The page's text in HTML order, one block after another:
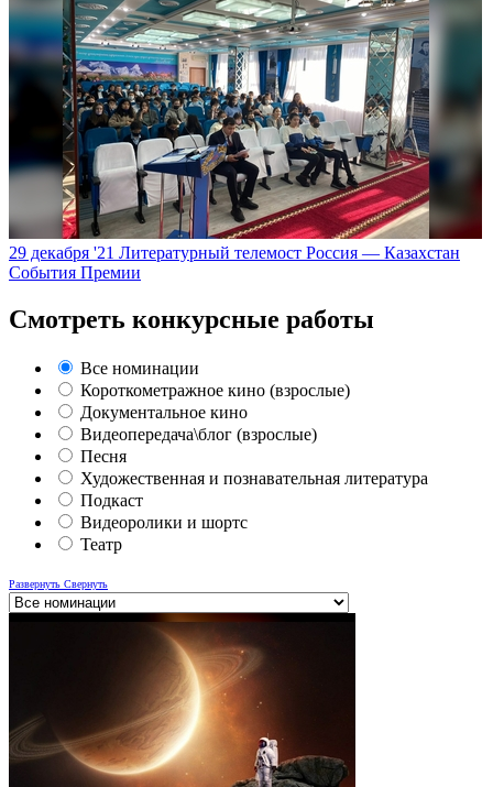
29 декабря '21 Литературный телемост Россия — Казахстан
События Премии
Смотреть конкурсные работы
Все номинации
Короткометражное кино (взрослые)
Документальное кино
Видеопередача\блог (взрослые)
Песня
Художественная и познавательная литература
Подкаст
Видеоролики и шортс
Театр
Развернуть Свернуть